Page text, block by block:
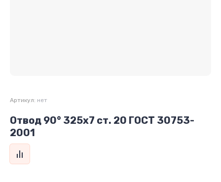
Артикул: нет
Отвод 90° 325х7 ст. 20 ГОСТ 30753-
2001